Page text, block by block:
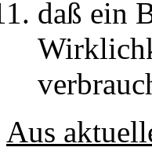
daß ein
Aus